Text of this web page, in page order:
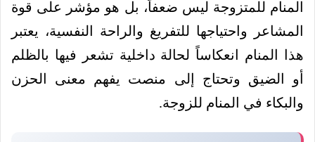
المنام للمتزوجة ليس ضعفاً، بل هو مؤشر على قوة
المشاعر واحتياجها للتفريغ والراحة النفسية، يعتبر
هذا المنام انعكاساً لحالة داخلية تشعر فيها بالظلم
أو الضيق وتحتاج إلى منصت يفهم معنى الحزن
والبكاء في المنام للزوجة.